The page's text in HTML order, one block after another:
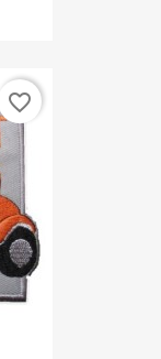
favorite_border